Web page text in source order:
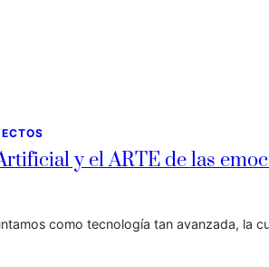
y el ARTE de las
como tecnología tan avanzada, la